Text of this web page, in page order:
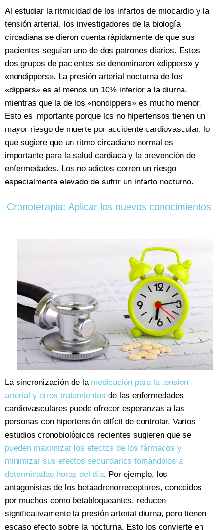
Al estudiar la ritmicidad de los infartos de miocardio y la
tensión arterial, los investigadores de la biología
circadiana se dieron cuenta rápidamente de que sus
pacientes seguían uno de dos patrones diarios. Estos
dos grupos de pacientes se denominaron «dippers» y
«nondippers». La presión arterial nocturna de los
«dippers» es al menos un 10% inferior a la diurna,
mientras que la de los «nondippers» es mucho menor.
Esto es importante porque los no hipertensos tienen un
mayor riesgo de muerte por accidente cardiovascular, lo
que sugiere que un ritmo circadiano normal es
importante para la salud cardiaca y la prevención de
enfermedades. Los no adictos corren un riesgo
especialmente elevado de sufrir un infarto nocturno.
Cronoterapia: Aplicar los nuevos conocimientos
La sincronización de la medicación para la tensión
arterial y otros tratamientos de las enfermedades
cardiovasculares puede ofrecer esperanzas a las
personas con hipertensión difícil de controlar. Varios
estudios cronobiológicos recientes sugieren que se
pueden maximizar los efectos de los fármacos y
minimizar sus efectos secundarios tomándolos a
determinadas horas del día. Por ejemplo, los
antagonistas de los betaadrenorreceptores, conocidos
por muchos como betabloqueantes, reducen
significativamente la presión arterial diurna, pero tienen
escaso efecto sobre la nocturna. Esto los convierte en